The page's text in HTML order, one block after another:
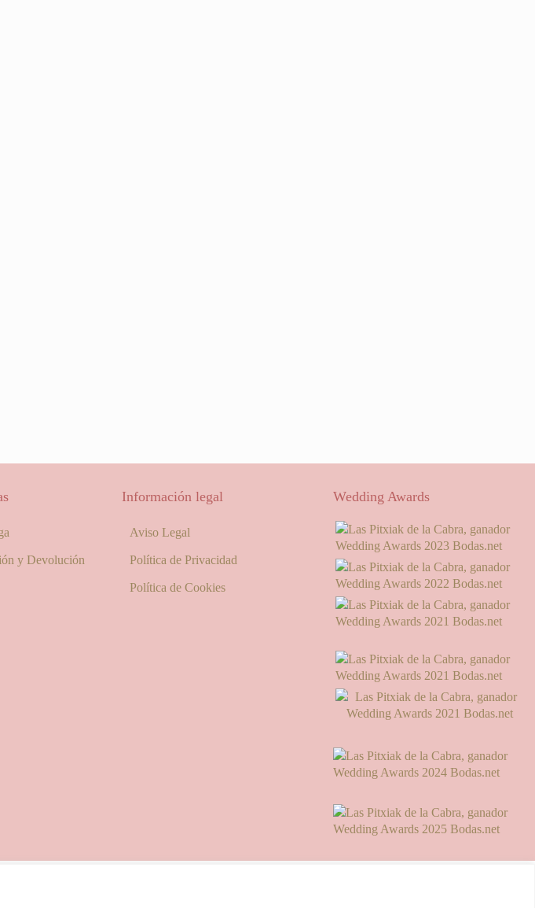
y Devolución
Información legal
Aviso Legal
Política de Privacidad
Política de Cookies
Wedding Awards